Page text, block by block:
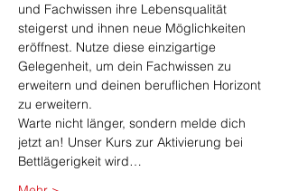
und Fachwissen ihre Lebensqualität
steigerst und ihnen neue Möglichkeiten
eröffnest. Nutze diese einzigartige
Gelegenheit, um dein Fachwissen zu
erweitern und deinen beruflichen Horizont
zu erweitern.
Warte nicht länger, sondern melde dich
jetzt an! Unser Kurs zur Aktivierung bei
Bettlägerigkeit wird…